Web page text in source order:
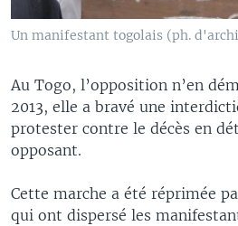
Un manifestant togolais (ph.
Au Togo, l’opposition n’en
2013, elle a bravé une
protester contre le décès en
opposant.
Cette marche a été réprimée
qui ont dispersé les